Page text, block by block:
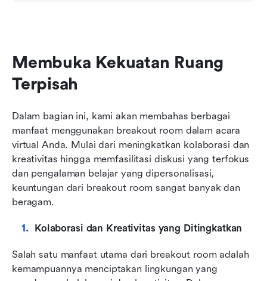
Membuka Kekuatan Ruang
Terpisah
Dalam bagian ini, kami akan membahas berbagai
manfaat menggunakan breakout room dalam acara
virtual Anda. Mulai dari meningkatkan kolaborasi dan
kreativitas hingga memfasilitasi diskusi yang terfokus
dan pengalaman belajar yang dipersonalisasi,
keuntungan dari breakout room sangat banyak dan
beragam.
Kolaborasi dan Kreativitas yang Ditingkatkan
Salah satu manfaat utama dari breakout room adalah
kemampuannya menciptakan lingkungan yang